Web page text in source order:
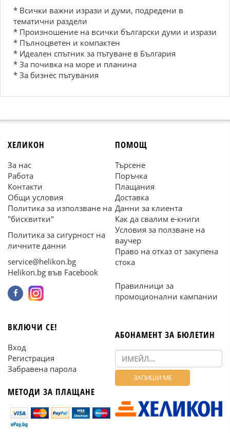
* Всички важни изрази и думи, подредени в
тематични раздели
* Произношение на всички български думи и изрази
* Пълноцветен и компактен
* Идеален спътник за пътуване в България
* За почивка на море и планина
* За бизнес пътувания
ХЕЛИКОН
За нас
Работа
Контакти
Общи условия
Политика за използване на
"бисквитки"
Политика за сигурност на
личните данни
service@helikon.bg
Helikon.bg във Facebook
ПОМОЩ
Търсене
Поръчка
Плащания
Доставка
Данни за клиента
Как да свалим е-книги
Условия за ползване на
ваучер
Право на отказ от закупена
стока
Правилници за
промоционални кампании
ВКЛЮЧИ СЕ!
Вход
Регистрация
Забравена парола
МЕТОДИ ЗА ПЛАЩАНЕ
АБОНАМЕНТ ЗА БЮЛЕТИН